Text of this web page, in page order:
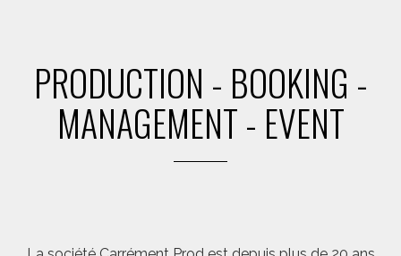
PRODUCTION - BOOKING -
MANAGEMENT - EVENT